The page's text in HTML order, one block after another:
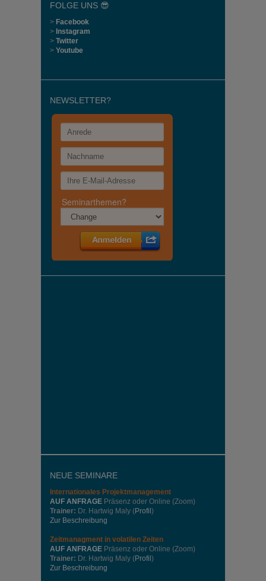
FOLGE UNS 😎
> Facebook
> Instagram
> Twitter
> Youtube
NEWSLETTER?
NEUE SEMINARE
Internationales Projektmanagement
AUF ANFRAGE Präsenz oder Online (Zoom)
Trainer: Dr. Hartwig Maly (Profil )
Zur Beschreibung
Zeitmanagment in volatilen Zeiten
AUF ANFRAGE Präsenz oder Online (Zoom)
Trainer: Dr. Hartwig Maly (Profil )
Zur Beschreibung